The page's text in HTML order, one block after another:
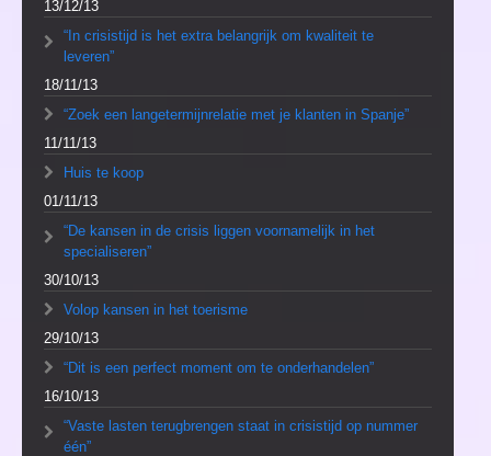
13/12/13
“In crisistijd is het extra belangrijk om kwaliteit te
leveren”
18/11/13
“Zoek een langetermijnrelatie met je klanten in Spanje”
11/11/13
Huis te koop
01/11/13
“De kansen in de crisis liggen voornamelijk in het
specialiseren”
30/10/13
Volop kansen in het toerisme
29/10/13
“Dit is een perfect moment om te onderhandelen”
16/10/13
“Vaste lasten terugbrengen staat in crisistijd op nummer
één”